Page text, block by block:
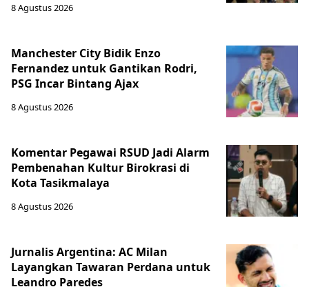
8 Agustus 2026
Manchester City Bidik Enzo
Fernandez untuk Gantikan Rodri,
PSG Incar Bintang Ajax
8 Agustus 2026
Komentar Pegawai RSUD Jadi Alarm
Pembenahan Kultur Birokrasi di
Kota Tasikmalaya
8 Agustus 2026
Jurnalis Argentina: AC Milan
Layangkan Tawaran Perdana untuk
Leandro Paredes